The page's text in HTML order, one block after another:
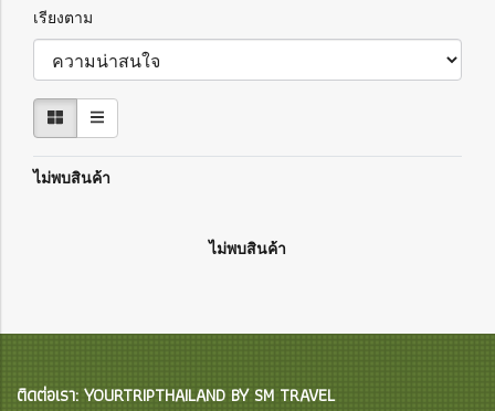
เรียงตาม
ไม่พบสินค้า
ไม่พบสินค้า
ติดต่อเรา: YOURTRIPTHAILAND BY SM TRAVEL